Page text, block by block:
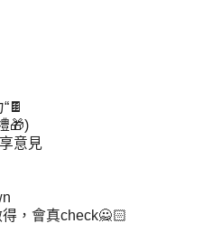
🎁)
意見
得，會真check🙅🏻